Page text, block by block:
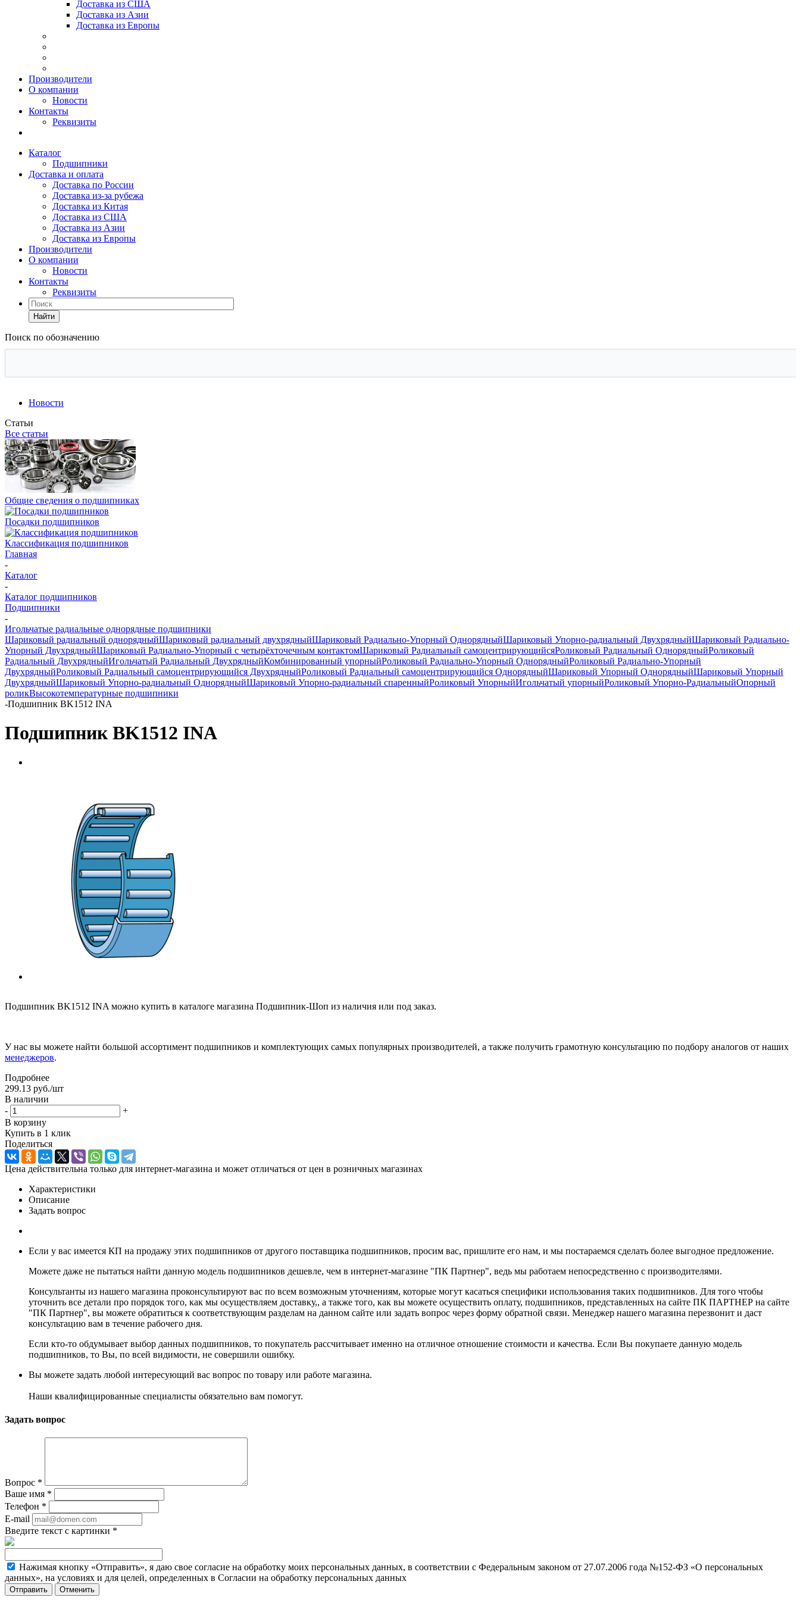
Доставка из США
Доставка из Азии
Доставка из Европы
Производители
О компании
Новости
Контакты
Реквизиты
Каталог
Подшипники
Доставка и оплата
Доставка по России
Доставка из-за рубежа
Доставка из Китая
Доставка из США
Доставка из Азии
Доставка из Европы
Производители
О компании
Новости
Контакты
Реквизиты
Найти
Поиск по обозначению
Новости
Статьи
Все статьи
Общие сведения о подшипниках
Посадки подшипников
Классификация подшипников
Главная
-
Каталог
-
Каталог подшипников
Подшипники
-
Игольчатые радиальные однорядные подшипники
Шариковый радиальный однорядныйШариковый радиальный двухрядныйШариковый Радиально-Упорный ОднорядныйШариковый Упорно-радиальный ДвухрядныйШариковый Радиально-
Упорный ДвухрядныйШариковый Радиально-Упорный с четырёхточечным контактомШариковый Радиальный самоцентрирующийсяРоликовый Радиальный ОднорядныйРоликовый
Радиальный ДвухрядныйИгольчатый Радиальный ДвухрядныйКомбинированный упорныйРоликовый Радиально-Упорный ОднорядныйРоликовый Радиально-Упорный
ДвухрядныйРоликовый Радиальный самоцентрирующийся ДвухрядныйРоликовый Радиальный самоцентрирующийся ОднорядныйШариковый Упорный ОднорядныйШариковый Упорный
ДвухрядныйШариковый Упорно-радиальный ОднорядныйШариковый Упорно-радиальный спаренныйРоликовый УпорныйИгольчатый упорныйРоликовый Упорно-РадиальныйОпорный
роликВысокотемпературные подшипники
-Подшипник BK1512 INA
Подшипник BK1512 INA
Подшипник BK1512 INA можно купить в каталоге магазина Подшипник-Шоп из наличия или под заказ.
У нас вы можете найти большой ассортимент подшипников и комплектующих самых популярных производителей, а также получить грамотную консультацию по подбору аналогов от наших
менеджеров.
Подробнее
299.13 руб./шт
В наличии
-
+
В корзину
Купить в 1 клик
Поделиться
Цена действительна только для интернет-магазина и может отличаться от цен в розничных магазинах
Характеристики
Описание
Задать вопрос
Если у вас имеется КП на продажу этих подшипников от другого поставщика подшипников, просим вас, пришлите его нам, и мы постараемся сделать более выгодное предложение.
Можете даже не пытаться найти данную модель подшипников дешевле, чем в интернет-магазине "ПК Партнер", ведь мы работаем непосредственно с производителями.
Консультанты из нашего магазина проконсультируют вас по всем возможным уточнениям, которые могут касаться специфики использования таких подшипников. Для того чтобы
уточнить все детали про порядок того, как мы осуществляем доставку,, а также того, как вы можете осуществить оплату, подшипников, представленных на сайте ПК ПАРТНЕР на сайте
"ПК Партнер", вы можете обратиться к соответствующим разделам на данном сайте или задать вопрос через форму обратной связи. Менеджер нашего магазина перезвонит и даст
консультацию вам в течение рабочего дня.
Если кто-то обдумывает выбор данных подшипников, то покупатель рассчитывает именно на отличное отношение стоимости и качества. Если Вы покупаете данную модель
подшипников, то Вы, по всей видимости, не совершили ошибку.
Вы можете задать любой интересующий вас вопрос по товару или работе магазина.
Наши квалифицированные специалисты обязательно вам помогут.
Задать вопрос
Вопрос *
Ваше имя *
Телефон *
E-mail
Введите текст с картинки *
Нажимая кнопку «Отправить», я даю свое согласие на обработку моих персональных данных, в соответствии с Федеральным законом от 27.07.2006 года №152-ФЗ «О персональных
данных», на условиях и для целей, определенных в Согласии на обработку персональных данных
Отменить